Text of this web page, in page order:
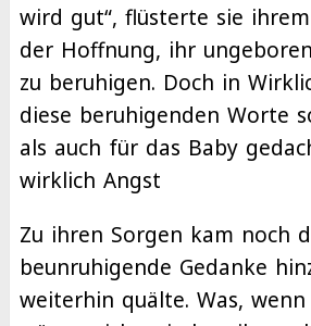
wird gut“, flüsterte sie
der Hoffnung, ihr
zu beruhigen. Doch in
diese beruhigenden Worte
als auch für das Baby
wirklich Angst
Zu ihren Sorgen kam noch
beunruhigende Gedanke
weiterhin quälte. Was,